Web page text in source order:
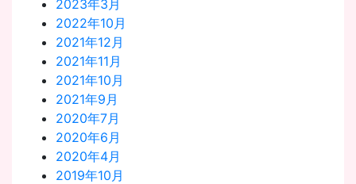
2023年3月
2022年10月
2021年12月
2021年11月
2021年10月
2021年9月
2020年7月
2020年6月
2020年4月
2019年10月